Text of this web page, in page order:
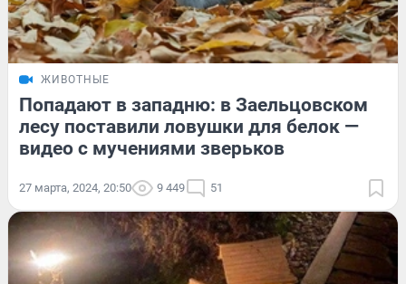
ЖИВОТНЫЕ
Попадают в западню: в Заельцовском
лесу поставили ловушки для белок —
видео с мучениями зверьков
27 марта, 2024, 20:50 9 449 51